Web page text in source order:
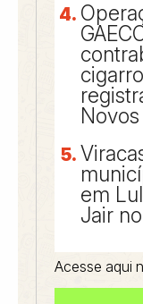
Novos
em
Jair
Acesse aqui